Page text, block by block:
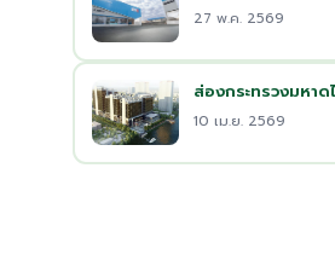
27 พ.ค. 2569
ส่องกระทรวงมหาด
10 เม.ย. 2569